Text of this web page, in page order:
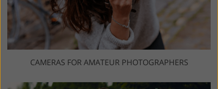
CAMERAS FOR AMATEUR PHOTOGRAPHERS